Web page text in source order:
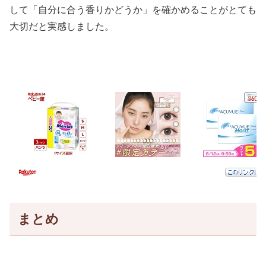
して「自分に合う香りかどうか」を確かめることがとても
大切だと実感しました。
まとめ